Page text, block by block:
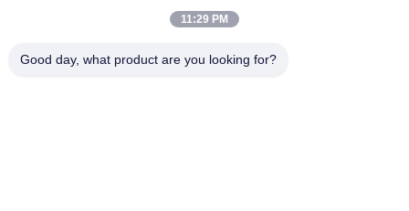
bruin kraftpapier-
11:29 PM
Good day, what product are you looking for?